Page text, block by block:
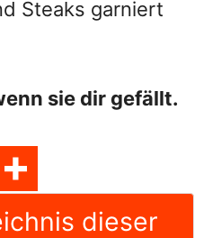
Steaks garniert
sie dir gefällt.
dieser